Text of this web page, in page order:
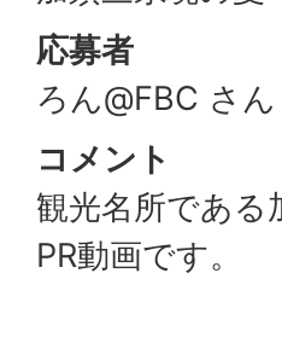
応募者
ろん@FBC さん
コメント
観光名所である
PR動画です。